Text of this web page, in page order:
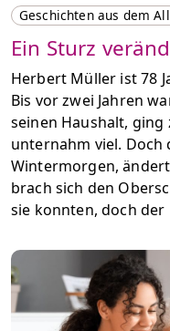
Geschichten aus dem
Ein Sturz
Herbert Müller ist 78
Bis vor zwei Jahren
seinen Haushalt,
unternahm viel. Doch
Wintermorgen,
brach sich den
sie konnten, doch